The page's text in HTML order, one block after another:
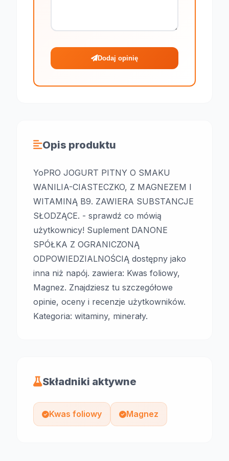
Dodaj opinię
Opis produktu
YoPRO JOGURT PITNY O SMAKU
WANILIA-CIASTECZKO, Z MAGNEZEM I
WITAMINĄ B9. ZAWIERA SUBSTANCJE
SŁODZĄCE. - sprawdź co mówią
użytkownicy! Suplement DANONE
SPÓŁKA Z OGRANICZONĄ
ODPOWIEDZIALNOŚCIĄ dostępny jako
inna niż napój. zawiera: Kwas foliowy,
Magnez. Znajdziesz tu szczegółowe
opinie, oceny i recenzje użytkowników.
Kategoria: witaminy, minerały.
Składniki aktywne
Kwas foliowy Magnez